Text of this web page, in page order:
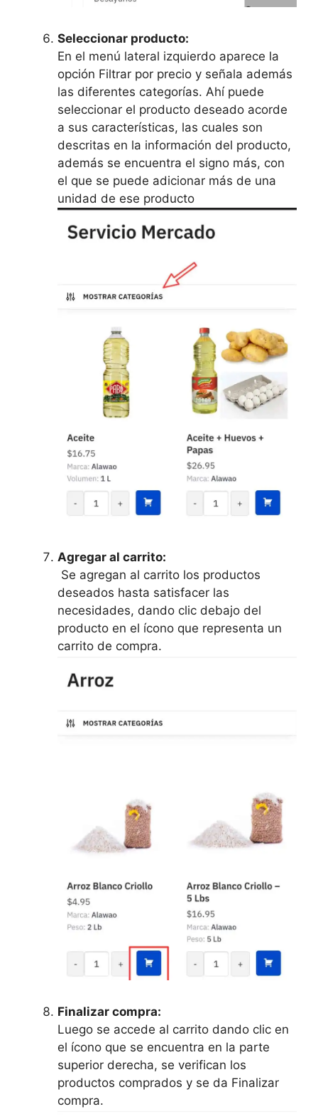
Seleccionar producto:
En el menú lateral izquierdo aparece la
opción Filtrar por precio y señala además
las diferentes categorías. Ahí puede
seleccionar el producto deseado acorde
a sus características, las cuales son
descritas en la información del producto,
además se encuentra el signo más, con
el que se puede adicionar más de una
unidad de ese producto
Agregar al carrito:
Se agregan al carrito los productos
deseados hasta satisfacer las
necesidades, dando clic debajo del
producto en el ícono que representa un
carrito de compra.
Finalizar compra:
Luego se accede al carrito dando clic en
el ícono que se encuentra en la parte
superior derecha, se verifican los
productos comprados y se da Finalizar
compra.